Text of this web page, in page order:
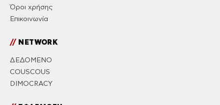
Όροι χρήσης
Επικοινωνία
//NETWORK
ΔΕΔΟΜΕΝΟ
COUSCOUS
DIMOCRACY